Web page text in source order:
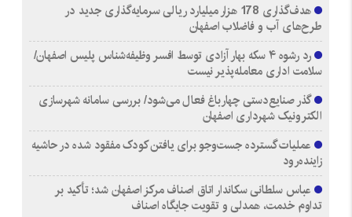
هدف‌گذاری 178 هزار میلیارد ریالی سرمایه‌گذاری جدید در
طرح‌های آب و فاضلاب اصفهان
رد رشوه ۴ سکه بهار آزادی توسط افسر وظیفه‌شناس پلیس اصفهان/
سلامت اداری معامله‌پذیر نیست
گذر صنایع‌دستی چهارباغ فعال می‌شود/ بررسی سامانه شهرسازی
الکترونیک شهرداری اصفهان
عملیات گسترده جست‌وجو برای یافتن کودک مفقود شده در حاشیه
زاینده‌رود
عباس سلطانی سکاندار اتاق اصناف مرکز اصفهان شد؛ تأکید بر
تداوم خدمت، همدلی و تقویت جایگاه اصناف